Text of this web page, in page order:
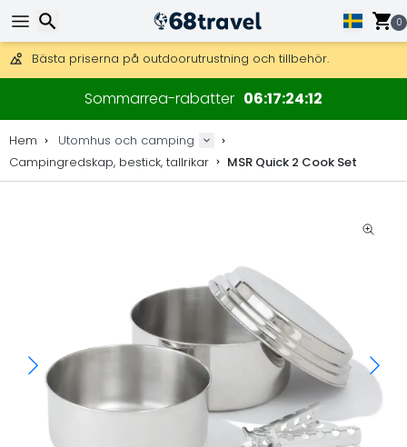
0
DHL Express över natten är också tillgängligt.
30 dagar för retur, 90 dagar för träkartor och dekorationer.
Bästa priserna på outdoorutrustning och tillbehör.
Sommarrea-rabatter 06 17 24 12
Hem
Utomhus och camping
Campingredskap, bestick, tallrikar
MSR Quick 2 Cook Set